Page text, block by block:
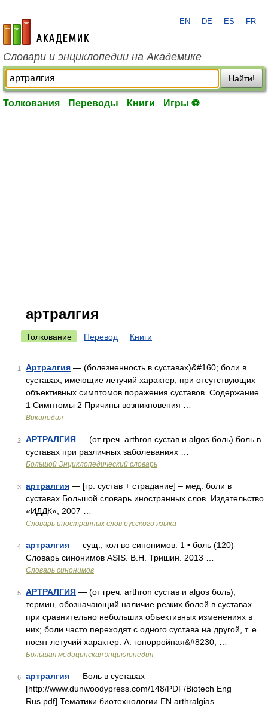
academic.ru
EN DE ES FR
Словари и энциклопедии на Академике
Найти!
Толкования Переводы Книги Игры ⚽
артралгия
Толкование Перевод Книги
1 Артралгия — (болезненность в суставах)&#160; боли в
суставах, имеющие летучий характер, при отсутствующих
объективных симптомов поражения суставов. Содержание
1 Симптомы 2 Причины возникновения …
Википедия
2 АРТРАЛГИЯ — (от греч. arthron сустав и algos боль) боль в
суставах при различных заболеваниях …
Большой Энциклопедический словарь
3 артралгия — [гр. сустав + страдание] – мед. боли в
суставах Большой словарь иностранных слов. Издательство
«ИДДК», 2007 …
Словарь иностранных слов русского языка
4 артралгия — сущ., кол во синонимов: 1 • боль (120)
Словарь синонимов ASIS. В.Н. Тришин. 2013 …
Словарь синонимов
5 АРТРАЛГИЯ — (от греч. arthron сустав и algos боль),
термин, обозначающий наличие резких болей в суставах
при сравнительно небольших объективных изменениях в
них; боли часто переходят с одного сустава на другой, т. е.
носят летучий характер. А. гонорройная&#8230; …
Большая медицинская энциклопедия
6 артралгия — Боль в суставах
[http://www.dunwoodypress.com/148/PDF/Biotech Eng
Rus.pdf] Тематики биотехнологии EN arthralgias …